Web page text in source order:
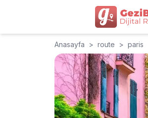
Anasayfa > route > paris